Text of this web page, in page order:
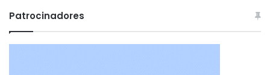
Patrocinadores